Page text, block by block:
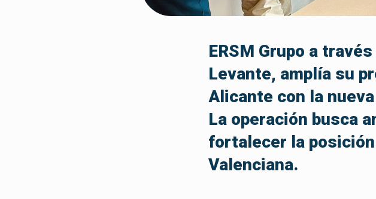
ERSM Grupo a
Levante, amplía su
Alicante con la
La operación busca
fortalecer la
Valenciana.